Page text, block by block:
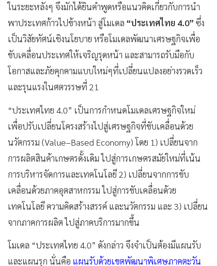
ในระยะหลังๆ จึงมักได้ยินคำพูดหรือแนวคิดเกี่ยวกับการนำ
พาประเทศก้าวไปข้างหน้า สู่โมเดล “ประเทศไทย 4.0” ซึ่ง
เป็นวิสัยทัศน์เชิงนโยบาย หรือโมเดลพัฒนาเศรษฐกิจเพื่อ
ขับเคลื่อนประเทศให้เจริญรุดหน้า และสามารถรับมือกับ
โอกาสและภัยคุกคามแบบใหม่ๆที่เปลี่ยนแปลงอย่างรวดเร็ว
และรุนแรงในศตวรรษที่ 21
“ประเทศไทย 4.0” เป็นการกำหนดโมเดลเศรษฐกิจใหม่
เพื่อปรับเปลี่ยนโครงสร้างไปสู่เศรษฐกิจที่ขับเคลื่อนด้วย
นวัตกรรม (Value–Based Economy) โดย 1) เปลี่ยนจาก
การผลิตสินค้าเกษตรดั้งเดิม ไปสู่การเกษตรสมัยใหม่ที่เน้น
การบริหารจัดการและเทคโนโลยี 2) เปลี่ยนจากการขับ
เคลื่อนด้วยภาคอุตสาหกรรม ไปสู่การขับเคลื่อนด้วย
เทคโนโลยี ความคิดสร้างสรรค์ และนวัตกรรม และ 3) เปลี่ยน
จากภาคการผลิต ไปสู่ภาคบริการมากขึ้น
โมเดล “ประเทศไทย 4.0” ดังกล่าว จึงจำเป็นต้องมีแผนรับ
และแผนรุก นั่นคือ แผนรับด้วยเขตพัฒนาพิเศษภาคตะวัน